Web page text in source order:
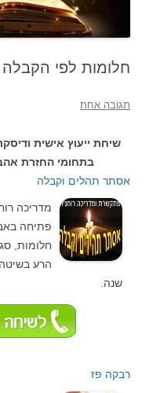
חלומות לפי הקבלה
תגובה אחת
שיחת ייעוץ אישית
בתחומי החזרת
אסתר תהלים וקבלה
מדריכה
פתיחה
חלומות,
שנה.
רבקה פז